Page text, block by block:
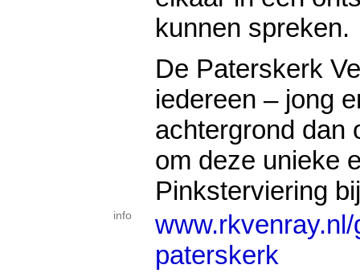
kunnen spreken.
De Paterskerk
iedereen – jong
achtergrond dan
om deze unieke
Pinksterviering
info
paterskerk